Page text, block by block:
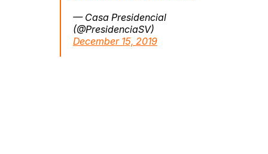
— Casa Presidencial
(@PresidenciaSV)
December 15, 2019